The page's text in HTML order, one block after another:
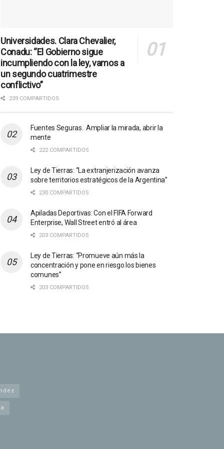
Universidades. Clara Chevalier,
Conadu: “El Gobierno sigue
incumpliendo con la ley, vamos a
un segundo cuatrimestre
conflictivo”
239 COMPARTIDOS
Fuentes Seguras. Ampliar la mirada, abrir la
mente
222 COMPARTIDOS
Ley de Tierras: “La extranjerización avanza
sobre territorios estratégicos de la Argentina”
230 COMPARTIDOS
Apiladas Deportivas: Con el FIFA Forward
Enterprise, Wall Street entró al área
203 COMPARTIDOS
Ley de Tierras: “Promueve aún más la
concentración y pone en riesgo los bienes
comunes”
203 COMPARTIDOS